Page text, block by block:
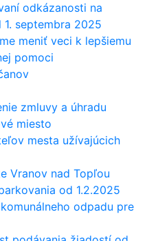
odkázanosti na
septembra 2025
meniť veci k lepšiemu
pomoci
zmluvy a úhradu
miesto
mesta užívajúcich
Vranov nad Topľou
od 1.2.2025
odpadu pre